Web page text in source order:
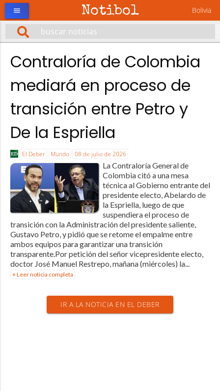
Notibol Bolivia
menu
Contraloría de Colombia
mediará en proceso de
transición entre Petro y
De la Espriella
El Deber Mundo 08 de julio de 2026
La Contraloría General de
Colombia citó a una mesa
técnica al Gobierno entrante del
presidente electo, Abelardo de
la Espriella, luego de que
suspendiera el proceso de
transición con la Administración del presidente saliente,
Gustavo Petro, y pidió que se retome el empalme entre
ambos equipos para garantizar una transición
transparente.Por petición del señor vicepresidente electo,
doctor José Manuel Restrepo, mañana (miércoles) la...
+ Leer noticia completa
IR A LA NOTICIA EN EL DEBER